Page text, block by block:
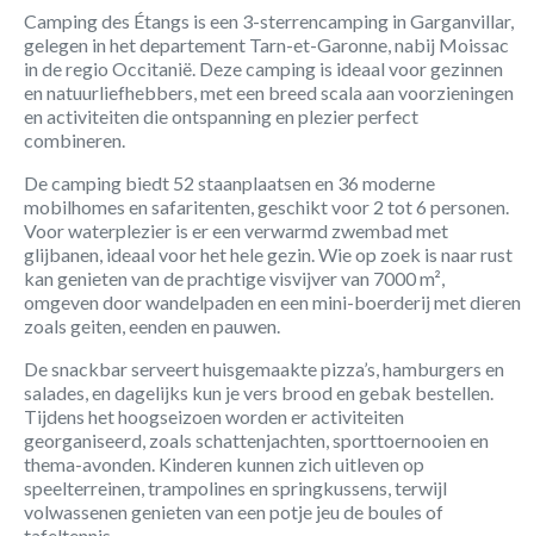
Camping des Étangs is een 3-sterrencamping in Garganvillar,
gelegen in het departement Tarn-et-Garonne, nabij Moissac
in de regio Occitanië. Deze camping is ideaal voor gezinnen
en natuurliefhebbers, met een breed scala aan voorzieningen
en activiteiten die ontspanning en plezier perfect
combineren.
De camping biedt 52 staanplaatsen en 36 moderne
mobilhomes en safaritenten, geschikt voor 2 tot 6 personen.
Voor waterplezier is er een verwarmd zwembad met
glijbanen, ideaal voor het hele gezin. Wie op zoek is naar rust
kan genieten van de prachtige visvijver van 7000 m²,
omgeven door wandelpaden en een mini-boerderij met dieren
zoals geiten, eenden en pauwen.
De snackbar serveert huisgemaakte pizza’s, hamburgers en
salades, en dagelijks kun je vers brood en gebak bestellen.
Tijdens het hoogseizoen worden er activiteiten
georganiseerd, zoals schattenjachten, sporttoernooien en
thema-avonden. Kinderen kunnen zich uitleven op
speelterreinen, trampolines en springkussens, terwijl
volwassenen genieten van een potje jeu de boules of